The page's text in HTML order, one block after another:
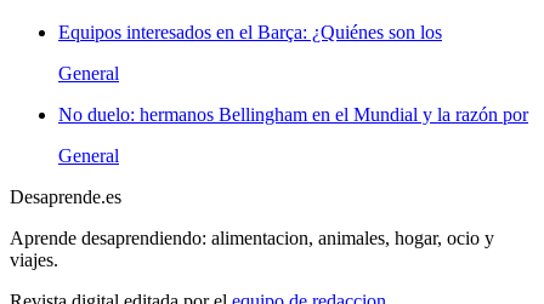
Equipos interesados en el Barça: ¿Quiénes son los
General
No duelo: hermanos Bellingham en el Mundial y la razón por
General
Desaprende.es
Aprende desaprendiendo: alimentacion, animales, hogar, ocio y
viajes.